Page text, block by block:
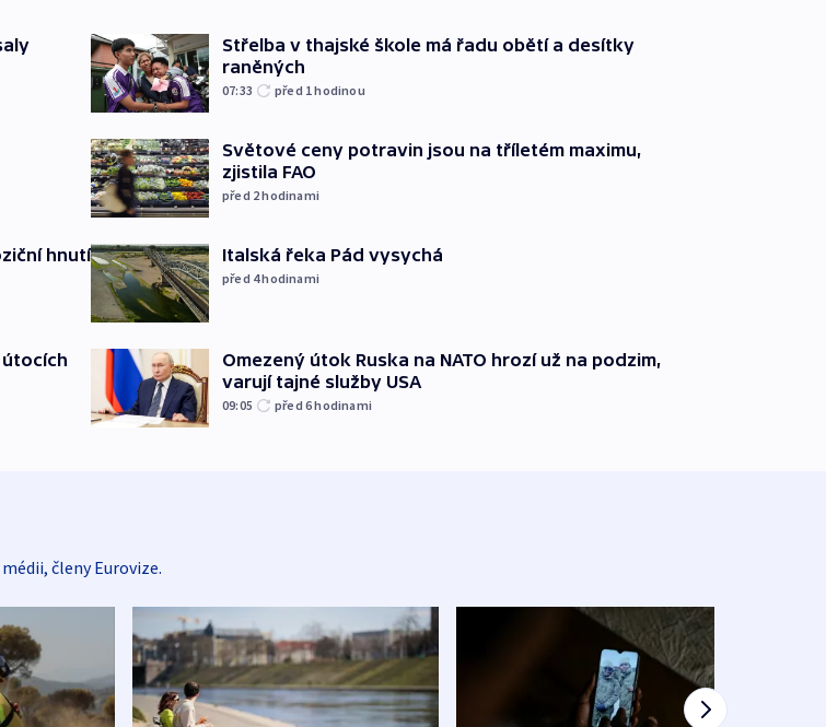
hnutí
útocích
Střelba v thajské škole má řadu obětí a desítky
raněných
07:33 před 1hodinou
Světové ceny potravin jsou na tříletém maximu,
zjistila FAO
před 2hodinami
Italská řeka Pád vysychá
před 4hodinami
Omezený útok Ruska na NATO hrozí už na podzim,
varují tajné služby USA
09:05 před 6hodinami
členy Eurovize.